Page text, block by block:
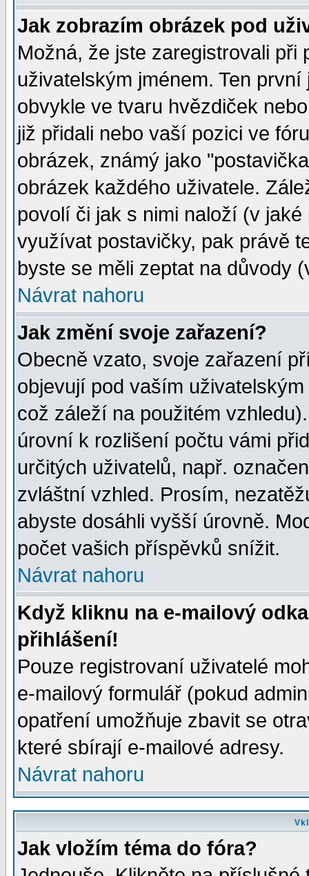
Jak zobrazím obrázek pod
Možná, že jste zaregistrovali
uživatelským jménem. Ten
obvykle ve tvaru hvězdiček
již přidali nebo vaší pozici ve
obrázek, známý jako
obrázek každého uživatele.
povolí či jak s nimi naloží (v
využívat postavičky, pak právě
byste se měli zeptat na důvody
Návrat nahoru
Jak změní svoje zařazení?
Obecně vzato, svoje zařazení
objevují pod vaším
což záleží na použitém
úrovní k rozlišení počtu vámi
určitých uživatelů, např.
zvláštní vzhled. Prosím,
abyste dosáhli vyšší úrovně.
počet vašich příspěvků snížit.
Návrat nahoru
Když kliknu na e-mailový
přihlášení!
Pouze registrovaní uživatelé
e-mailový formulář (pokud
opatření umožňuje zbavit se
které sbírají e-mailové adresy.
Návrat nahoru
Jak vložím téma do fóra?